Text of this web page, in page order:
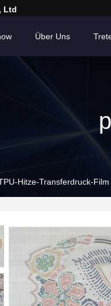
Ltd
Über Uns
Hitze-Transferdruck-